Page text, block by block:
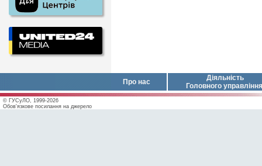
Про нас
Діяльність
Головного управління
© ГУСуЛО, 1999-2026
Обов'язкове посилання на джерело